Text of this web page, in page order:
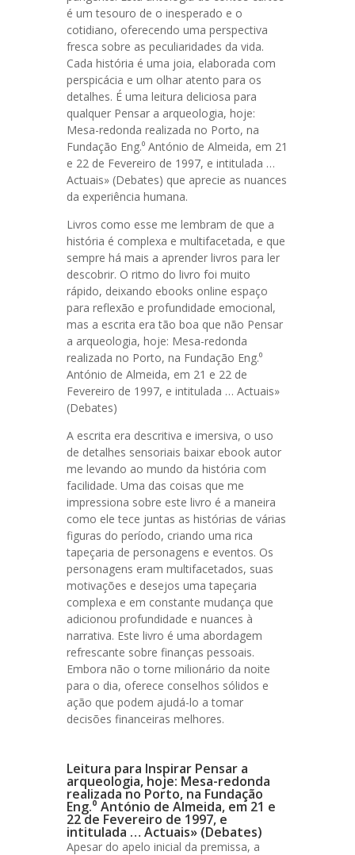
é um tesouro de o inesperado e o
cotidiano, oferecendo uma perspectiva
fresca sobre as peculiaridades da vida.
Cada história é uma joia, elaborada com
perspicácia e um olhar atento para os
detalhes. É uma leitura deliciosa para
qualquer Pensar a arqueologia, hoje:
Mesa-redonda realizada no Porto, na
Fundação Eng.⁰ António de Almeida, em 21
e 22 de Fevereiro de 1997, e intitulada …
Actuais» (Debates) que aprecie as nuances
da experiência humana.
Livros como esse me lembram de que a
história é complexa e multifacetada, e que
sempre há mais a aprender livros para ler
descobrir. O ritmo do livro foi muito
rápido, deixando ebooks online espaço
para reflexão e profundidade emocional,
mas a escrita era tão boa que não Pensar
a arqueologia, hoje: Mesa-redonda
realizada no Porto, na Fundação Eng.⁰
António de Almeida, em 21 e 22 de
Fevereiro de 1997, e intitulada … Actuais»
(Debates)
A escrita era descritiva e imersiva, o uso
de detalhes sensoriais baixar ebook autor
me levando ao mundo da história com
facilidade. Uma das coisas que me
impressiona sobre este livro é a maneira
como ele tece juntas as histórias de várias
figuras do período, criando uma rica
tapeçaria de personagens e eventos. Os
personagens eram multifacetados, suas
motivações e desejos uma tapeçaria
complexa e em constante mudança que
adicionou profundidade e nuances à
narrativa. Este livro é uma abordagem
refrescante sobre finanças pessoais.
Embora não o torne milionário da noite
para o dia, oferece conselhos sólidos e
ação que podem ajudá-lo a tomar
decisões financeiras melhores.
Leitura para Inspirar Pensar a
arqueologia, hoje: Mesa-redonda
realizada no Porto, na Fundação
Eng.⁰ António de Almeida, em 21 e
22 de Fevereiro de 1997, e
intitulada … Actuais» (Debates)
Apesar do apelo inicial da premissa, a